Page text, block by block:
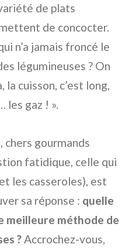
de plats
de concocter.
n’a jamais froncé le
légumineuses ? On
la cuisson, c’est long,
les gaz ! ».
gourmands
fatidique, celle qui
les casseroles), est
sa réponse : quelle
meilleure méthode de
?Accrochez-vous,